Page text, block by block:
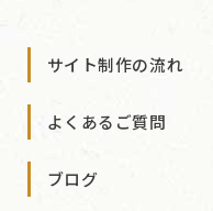
サイト制作の流れ
よくあるご質問
ブログ